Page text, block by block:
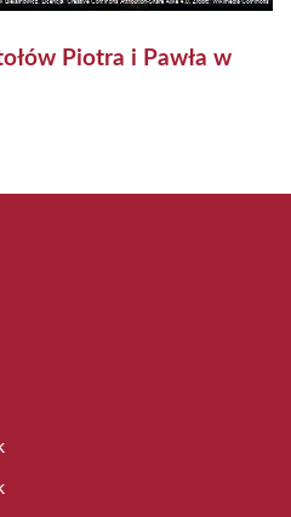
Piotra i Pawła w